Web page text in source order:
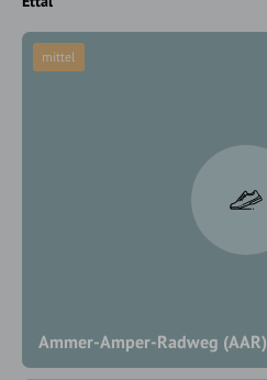
Ammer-Amper-Radweg (AAR)
mittel